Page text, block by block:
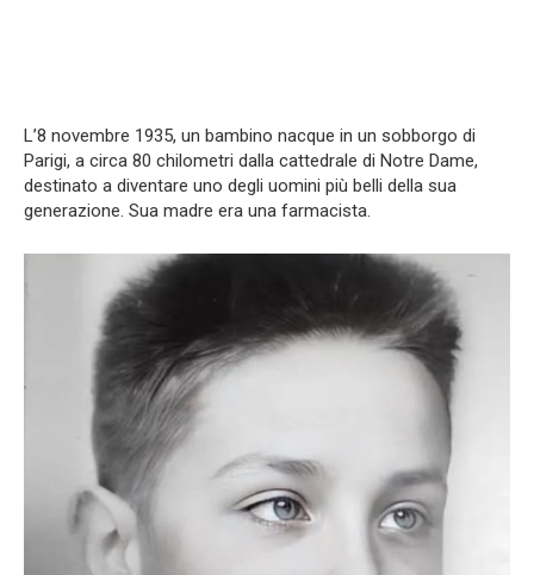
L’8 novembre 1935, un bambino nacque in un sobborgo di
Parigi, a circa 80 chilometri dalla cattedrale di Notre Dame,
destinato a diventare uno degli uomini più belli della sua
generazione. Sua madre era una farmacista.